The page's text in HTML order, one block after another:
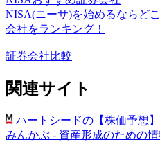
NISA(ニーサ)を始めるならど
会社をランキング！
証券会社比較
関連サイト
ハートシードの【株価予想】
みんかぶ - 資産形成のための